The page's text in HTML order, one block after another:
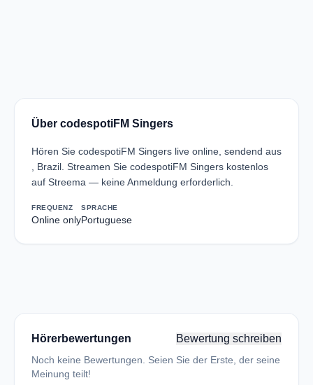
Über codespotiFM Singers
Hören Sie codespotiFM Singers live online, sendend aus
, Brazil. Streamen Sie codespotiFM Singers kostenlos
auf Streema — keine Anmeldung erforderlich.
FREQUENZ
Online only
SPRACHE
Portuguese
Hörerbewertungen Bewertung schreiben
Noch keine Bewertungen. Seien Sie der Erste, der seine
Meinung teilt!